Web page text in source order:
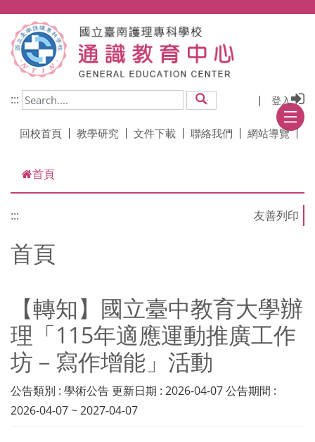
::: 搜尋 登入
回校首頁 教學研究 文件下載 聯絡我們 網站導覽
首頁
:::
首頁
【轉知】國立臺中教育大學辦
理「115年適應運動推廣工作
坊－寫作增能」活動
公告類別 : 學術公告 更新日期 : 2026-04-07 公告期間 :
2026-04-07 ~ 2027-04-07